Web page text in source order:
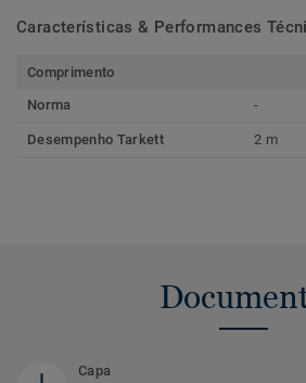
Características & Performances
Comprimento
Norma
-
Desempenho Tarkett 2 m
Capa